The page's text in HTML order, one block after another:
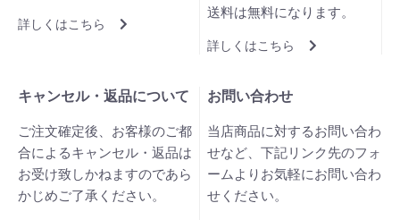
詳しくはこちら
送料は無料になります。
詳しくはこちら
キャンセル・返品について
ご注文確定後、お客様のご都
合によるキャンセル・返品は
お受け致しかねますのであら
かじめご了承ください。
お問い合わせ
当店商品に対するお問い合わ
せなど、下記リンク先のフォ
ームよりお気軽にお問い合わ
せください。